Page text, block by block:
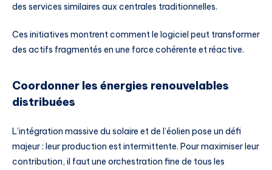
des services similaires aux centrales traditionnelles.
Ces initiatives montrent comment le logiciel peut transformer
des actifs fragmentés en une force cohérente et réactive.
Coordonner les énergies renouvelables
distribuées
L’intégration massive du solaire et de l’éolien pose un défi
majeur : leur production est intermittente. Pour maximiser leur
contribution, il faut une orchestration fine de tous les